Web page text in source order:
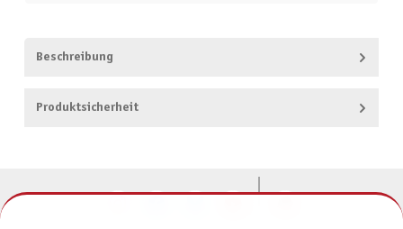
Beschreibung
Produktsicherheit